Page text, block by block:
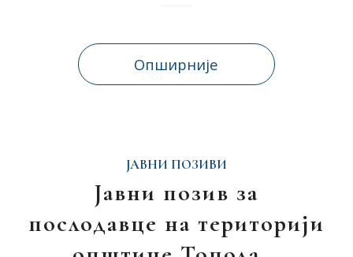
Опширније
ЈАВНИ ПОЗИВИ
Јавни позив за
послодавце на територији